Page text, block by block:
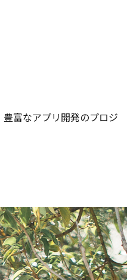
富なアプリ開発のプロジ